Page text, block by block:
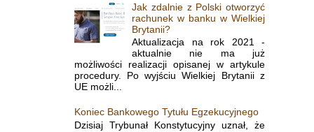
Jak zdalnie z Polski otworzyć
rachunek w banku w Wielkiej
Brytanii?
Aktualizacja na rok 2021 -
aktualnie nie ma już
możliwości realizacji opisanej w artykule
procedury. Po wyjściu Wielkiej Brytanii z
UE możli...
Koniec Bankowego Tytułu Egzekucyjnego
Dzisiaj Trybunał Konstytucyjny uznał, że